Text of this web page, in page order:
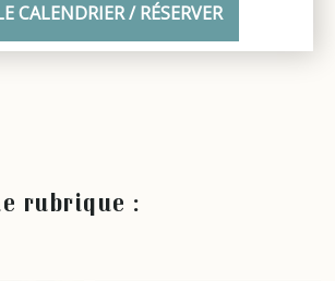
CALENDRIER / RÉSERVER
rubrique :